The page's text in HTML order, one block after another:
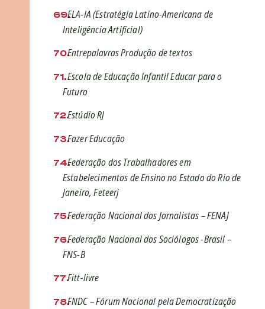
ELA-IA (Estratégia Latino-Americana de
Inteligência Artificial)
Entrepalavras Produção de textos
Escola de Educação Infantil Educar para o
Futuro
Estúdio RJ
Fazer Educação
Federação dos Trabalhadores em
Estabelecimentos de Ensino no Estado do Rio de
Janeiro, Feteerj
Federação Nacional dos Jornalistas – FENAJ
Federação Nacional dos Sociólogos -Brasil –
FNS-B
Fitt-livre
FNDC – Fórum Nacional pela Democratização